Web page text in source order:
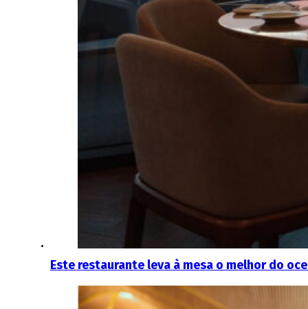
Este restaurante leva à mesa o melhor do